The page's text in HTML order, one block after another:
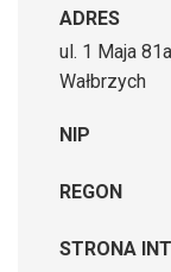
ADRES
ul. 1 Maja 81a
Wałbrzych
NIP
REGON
STRONA